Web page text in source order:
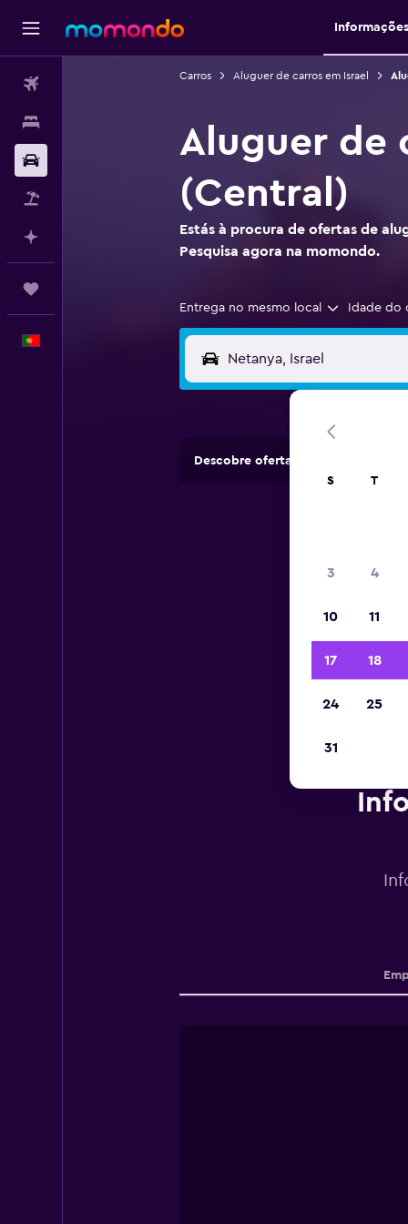
Informações
Carros Aluguer de carros em Israel
Aluguer de
(Central)
Estás à procura de ofertas de
Pesquisa agora na momondo.
Entrega no mesmo local Idade do
Descobre ofertas de rent-a-cars
S T
3 4
10 11
17 18
24 25
31